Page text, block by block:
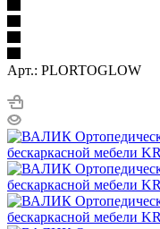
Арт.: PLORTOGLOW